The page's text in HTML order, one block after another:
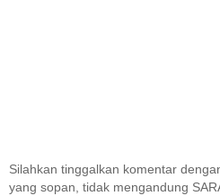
Silahkan tinggalkan komentar
yang sopan, tidak mengandung